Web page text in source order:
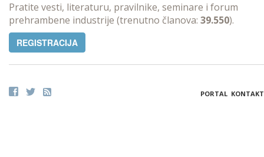
Pratite vesti, literaturu, pravilnike, seminare i forum
prehrambene industrije (trenutno članova: 39.550).
REGISTRACIJA
PORTAL KONTAKT